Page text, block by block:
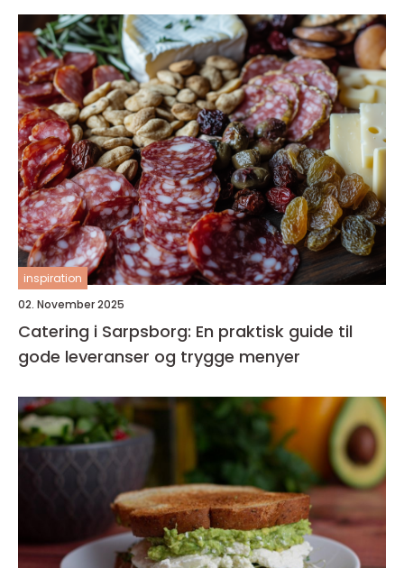
inspiration
02. November 2025
Catering i Sarpsborg: En praktisk guide til
gode leveranser og trygge menyer